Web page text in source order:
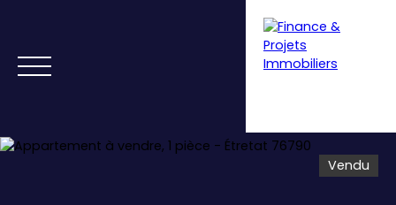
Vendu